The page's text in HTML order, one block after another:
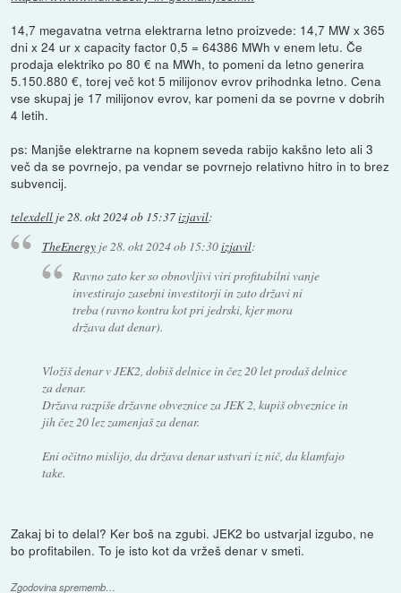
14,7 megavatna vetrna elektrarna letno proizvede: 14,7 MW x 365
dni x 24 ur x capacity factor 0,5 = 64386 MWh v enem letu. Če
prodaja elektriko po 80 € na MWh, to pomeni da letno generira
5.150.880 €, torej več kot 5 milijonov evrov prihodnka letno. Cena
vse skupaj je 17 milijonov evrov, kar pomeni da se povrne v dobrih
4 letih.
ps: Manjše elektrarne na kopnem seveda rabijo kakšno leto ali 3
več da se povrnejo, pa vendar se povrnejo relativno hitro in to brez
subvencij.
telexdell je 28. okt 2024 ob 15:37izjavil:
TheEnergyje28. okt 2024 ob 15:30izjavil:
Ravno zato ker so obnovljivi viri profitabilni vanje
investirajo zasebni investitorji in zato državi ni
treba (ravno kontra kot pri jedrski, kjer mora
država dat denar).
Vložiš denar v JEK2, dobiš delnice in čez 20 let prodaš delnice
za denar.
Država razpiše državne obveznice za JEK 2, kupiš obveznice in
jih čez 20 lez zamenjaš za denar.
Eni očitno mislijo, da država denar ustvari iz nič, da klamfajo
take.
Zakaj bi to delal? Ker boš na zgubi. JEK2 bo ustvarjal izgubo, ne
bo profitabilen. To je isto kot da vržeš denar v smeti.
Zgodovina sprememb…